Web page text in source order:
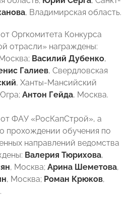
, Владимирская область.
Оргкомитета Конкурса
отрасли» награждены:
Василий Дубенко,
Галиев, Свердловская
, Ханты-Мансийский
Антон Гейда, Москва.
ФАУ «РосКапСтрой», а
прохождении обучения по
направлений ведомства
Валерия Тюрихова,
, Москва; Арина Шеметова,
, Москва; Роман Крюков,